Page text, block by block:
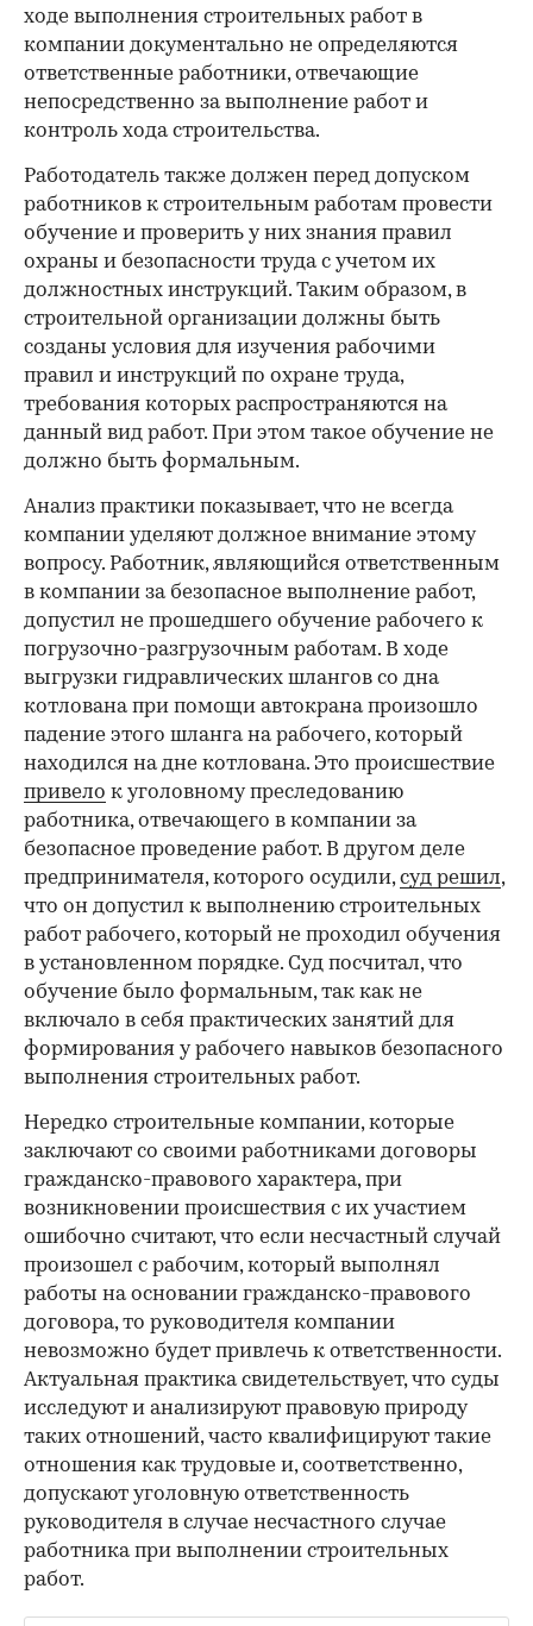
ходе выполнения строительных работ в
компании документально не определяются
ответственные работники, отвечающие
непосредственно за выполнение работ и
контроль хода строительства.
Работодатель также должен перед допуском
работников к строительным работам провести
обучение и проверить у них знания правил
охраны и безопасности труда с учетом их
должностных инструкций. Таким образом, в
строительной организации должны быть
созданы условия для изучения рабочими
правил и инструкций по охране труда,
требования которых распространяются на
данный вид работ. При этом такое обучение не
должно быть формальным.
Анализ практики показывает, что не всегда
компании уделяют должное внимание этому
вопросу. Работник, являющийся ответственным
в компании за безопасное выполнение работ,
допустил не прошедшего обучение рабочего к
погрузочно-разгрузочным работам. В ходе
выгрузки гидравлических шлангов со дна
котлована при помощи автокрана произошло
падение этого шланга на рабочего, который
находился на дне котлована. Это происшествие
привело к уголовному преследованию
работника, отвечающего в компании за
безопасное проведение работ. В другом деле
предпринимателя, которого осудили,суд решил,
что он допустил к выполнению строительных
работ рабочего, который не проходил обучения
в установленном порядке. Суд посчитал, что
обучение было формальным, так как не
включало в себя практических занятий для
формирования у рабочего навыков безопасного
выполнения строительных работ.
Нередко строительные компании, которые
заключают со своими работниками договоры
гражданско-правового характера, при
возникновении происшествия с их участием
ошибочно считают, что если несчастный случай
произошел с рабочим, который выполнял
работы на основании гражданско-правового
договора, то руководителя компании
невозможно будет привлечь к ответственности.
Актуальная практика свидетельствует, что суды
исследуют и анализируют правовую природу
таких отношений, часто квалифицируют такие
отношения как трудовые и, соответственно,
допускают уголовную ответственность
руководителя в случае несчастного случае
работника при выполнении строительных
работ.